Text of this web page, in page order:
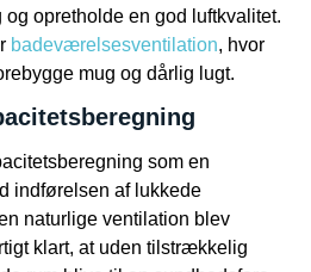
opretholde en god luftkvalitet.
badeværelsesventilation, hvor
mug og dårlig lugt.
som en
indførelsen af lukkede
naturlige ventilation blev
klart, at uden tilstrækkelig